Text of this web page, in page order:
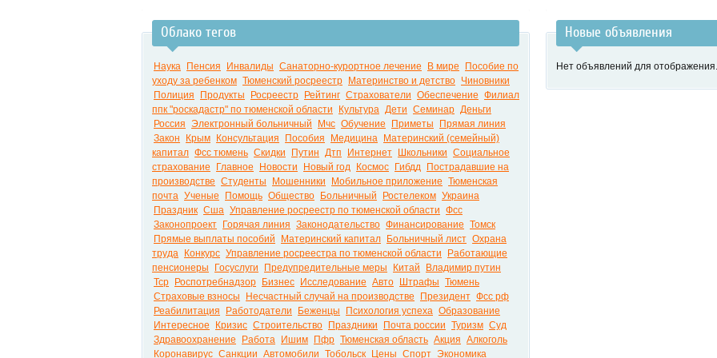
Облако тегов
Наука Пенсия Инвалиды Санаторно-курортное лечение В мире
Пособие по
уходу за ребенком Тюменский росреестр Материнство и детство Чиновники
Полиция
Продукты Росреестр Рейтинг Страхователи Обеспечение Филиал
ппк "роскадастр" по тюменской области
Культура Дети Семинар Деньги
Россия Электронный больничный Мчс Обучение Приметы
Прямая линия
Закон
Крым Консультация Пособия Медицина
Материнский (семейный)
капитал Фсс тюмень Скидки Путин Дтп Интернет Школьники Социальное
страхование
Главное Новости Новый год Космос Гибдд
Пострадавшие на
производстве Студенты Мошенники Мобильное приложение Тюменская
почта Ученые Помощь Общество Больничный Ростелеком Украина
Праздник Сша Управление росреестр по тюменской области Фсс
Законопроект
Горячая линия Законодательство Финансирование Томск
Прямые выплаты пособий
Материнский капитал Больничный лист Охрана
труда
Конкурс Управление росреестра по тюменской области
Работающие
пенсионеры
Госуслуги Предупредительные меры Китай
Владимир путин
Тср
Роспотребнадзор Бизнес Исследование Авто Штрафы Тюмень
Страховые взносы
Несчастный случай на производстве Президент Фсс рф
Реабилитация
Работодатели Беженцы Психология успеха Образование
Интересное
Кризис Строительство Праздники Почта россии Туризм Суд
Здравоохранение
Работа Ишим Пфр Тюменская область Акция Алкоголь
Коронавирус Санкции Автомобили Тобольск Цены Спорт Экономика
Новые объявления
Нет объявлений для отображения.